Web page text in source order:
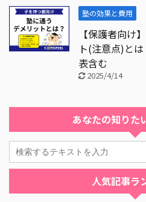
塾の効果と費用
【保護者向け
ト(注意点)と
表含む
2025/4/14
あなたの知りた
人気記事ラ